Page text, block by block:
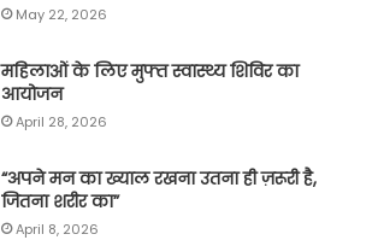
May 22, 2026
महिलाओं के लिए मुफ्त स्वास्थ्य शिविर का
आयोजन
April 28, 2026
“अपने मन का ख्याल रखना उतना ही ज़रूरी है,
जितना शरीर का”
April 8, 2026